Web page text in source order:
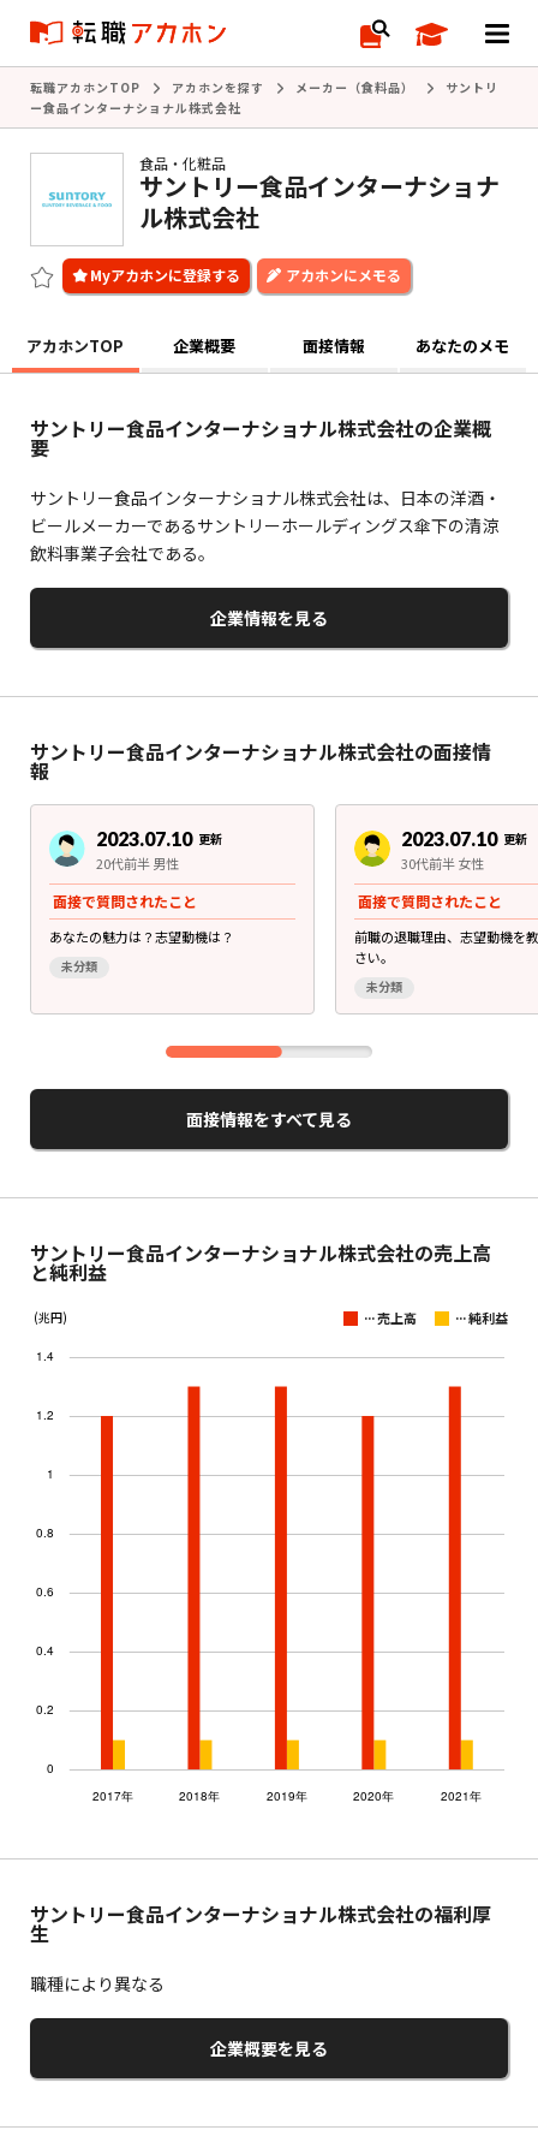
転職アカホンTOP アカホンを探す メーカー（食料品）
サントリ
ー食品インターナショナル株式会社
食品・化粧品
サントリー食品インターナショナ
ル株式会社
アカホンにメモる
アカホンTOP 企業概要 面接情報 あなたのメモ
サントリー食品インターナショナル株式会社の企業概
要
サントリー食品インターナショナル株式会社は、日本の洋酒・
ビールメーカーであるサントリーホールディングス傘下の清涼
飲料事業子会社である。
企業情報を見る
サントリー食品インターナショナル株式会社の面接情
報
2023.07.10 更新
20代前半 男性
面接で質問されたこと
あなたの魅力は？志望動機は？
未分類
2023.07.10 更新
30代前半 女性
面接で質問されたこと
前職の退職理由、志望動機を
さい。
未分類
面接情報をすべて見る
サントリー食品インターナショナル株式会社の売上高
と純利益
(兆円) ...売上高 ...純利益
サントリー食品インターナショナル株式会社の福利厚
生
職種により異なる
企業概要を見る